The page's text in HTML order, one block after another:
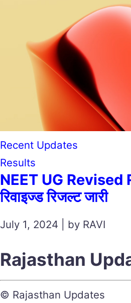
Recent Updates
Results
NEET UG Revised
रिवाइज्ड रिजल्ट जारी
July 1, 2024 | by RAVI
Rajasthan
© Rajasthan Updates